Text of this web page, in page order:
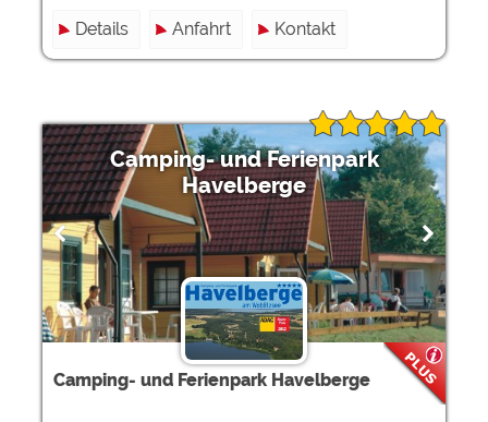
Details Anfahrt Kontakt
Camping- und Ferienpark
Havelberge
Camping- und Ferienpark Havelberge